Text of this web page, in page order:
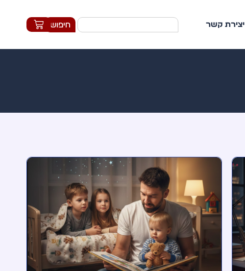
יצירת קשר חיפוש